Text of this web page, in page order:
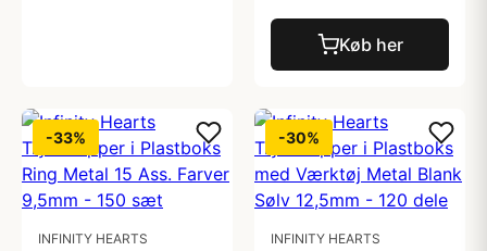
Køb her
-33%
INFINITY HEARTS
-30%
INFINITY HEARTS